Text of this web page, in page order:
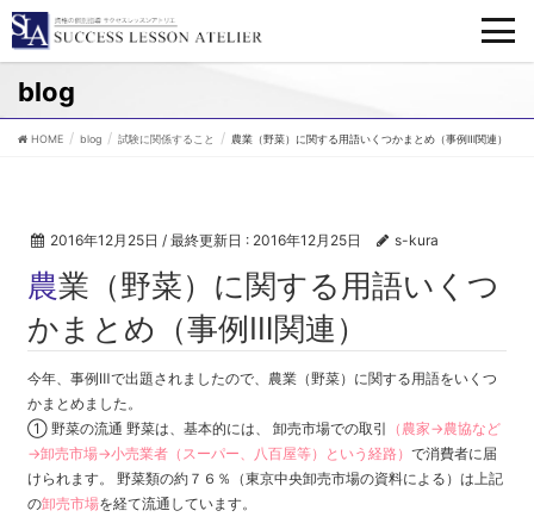
blog
HOME blog 試験に関係すること 農業（野菜）に関する用語いくつかまとめ（事例Ⅲ関連）
2016年12月25日 / 最終更新日 : 2016年12月25日 s-kura
農業（野菜）に関する用語いくつ
かまとめ（事例Ⅲ関連）
今年、事例Ⅲで出題されましたので、農業（野菜）に関する用語をいくつ
かまとめました。
① 野菜の流通 野菜は、基本的には、 卸売市場での取引 （農家→農協など
→卸売市場→小売業者（スーパー、八百屋等）という経路）で消費者に届
けられます。 野菜類の約７６％（東京中央卸売市場の資料による）は上記
の卸売市場を経て流通しています。